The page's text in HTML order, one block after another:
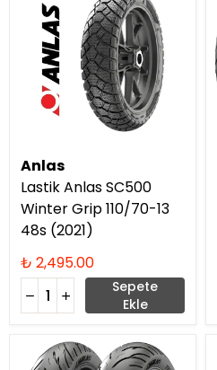
Anlas
Lastik Anlas SC500
Winter Grip 110/70-13
48s (2021)
₺ 2,495.00
Sepete
Ekle